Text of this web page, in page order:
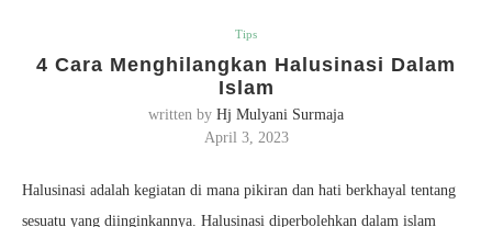
Tips
4 Cara Menghilangkan Halusinasi Dalam
Islam
written by Hj Mulyani Surmaja
April 3, 2023
Halusinasi adalah kegiatan di mana pikiran dan hati berkhayal tentang
sesuatu yang diinginkannya. Halusinasi diperbolehkan dalam islam